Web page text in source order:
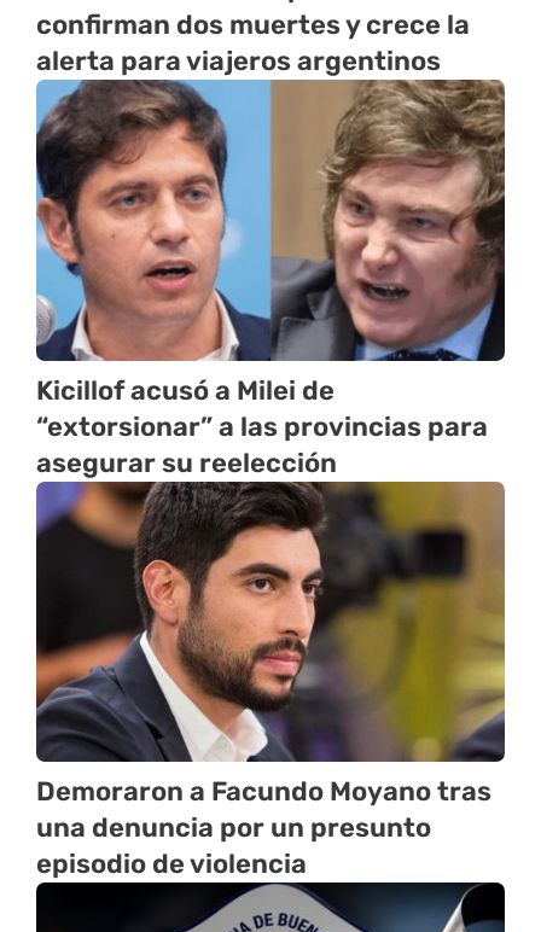
confirman dos muertes y crece la
alerta para viajeros argentinos
Kicillof acusó a Milei de
“extorsionar” a las provincias para
asegurar su reelección
Demoraron a Facundo Moyano tras
una denuncia por un presunto
episodio de violencia